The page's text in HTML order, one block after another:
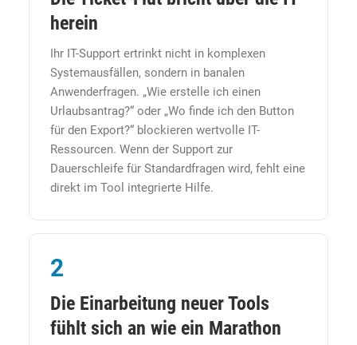
herein
Ihr IT-Support ertrinkt nicht in komplexen
Systemausfällen, sondern in banalen
Anwenderfragen. „Wie erstelle ich einen
Urlaubsantrag?“ oder „Wo finde ich den Button
für den Export?“ blockieren wertvolle IT-
Ressourcen. Wenn der Support zur
Dauerschleife für Standardfragen wird, fehlt eine
direkt im Tool integrierte Hilfe.
2
Die Einarbeitung neuer Tools
fühlt sich an wie ein Marathon